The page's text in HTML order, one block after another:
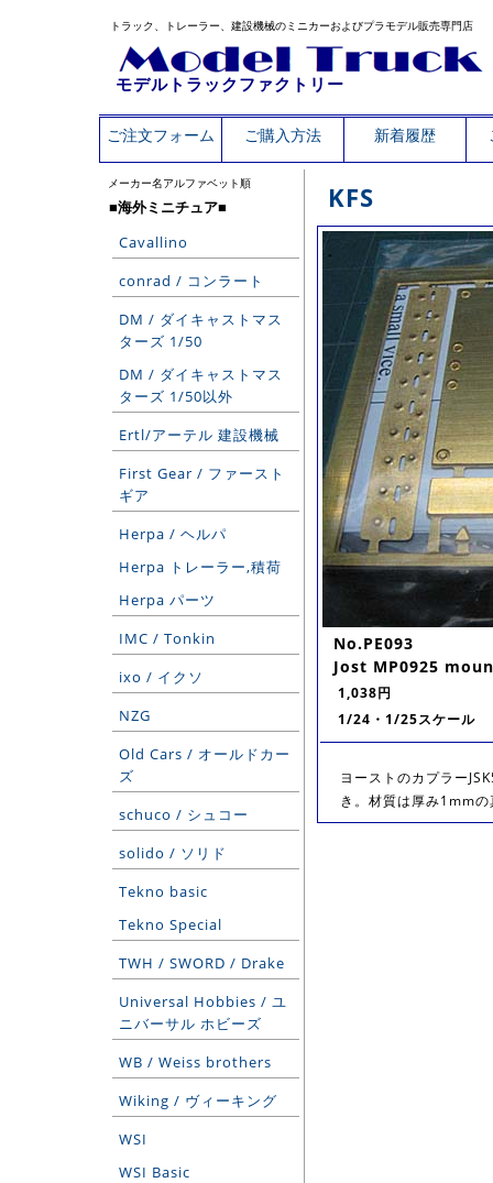
トラック、トレーラー、建設機械のミニカーおよびプラモデル販売専門店
モデルトラックファクトリー
ご注文フォーム ご購入方法 新着履歴
メーカー名アルファベット順
■海外ミニチュア■
Cavallino
conrad / コンラート
DM / ダイキャストマス
ターズ 1/50
DM / ダイキャストマス
ターズ 1/50以外
Ertl/アーテル 建設機械
First Gear / ファースト
ギア
Herpa / ヘルパ
Herpa トレーラー,積荷
Herpa パーツ
IMC / Tonkin
ixo / イクソ
NZG
Old Cars / オールドカー
ズ
schuco / シュコー
solido / ソリド
Tekno basic
Tekno Special
TWH / SWORD / Drake
Universal Hobbies / ユ
ニバーサル ホビーズ
WB / Weiss brothers
Wiking / ヴィーキング
WSI
WSI Basic
KFS
No.PE093
Jost MP0925
1,038円
1/24・1/25スケール
ヨーストのカプラー
き。材質は厚み1mm